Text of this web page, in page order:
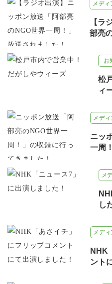
メディ
【ラ
部亮
お
松
ィ
メデ
ニッ
一周
メ
し
メデ
NHK
ント